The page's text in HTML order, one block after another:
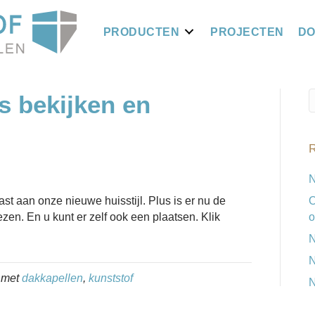
PRODUCTEN PROJECTEN
bekijken en
aan onze nieuwe huisstijl. Plus is er nu de
En u kunt er zelf ook een plaatsen. Klik
dakkapellen, kunststof